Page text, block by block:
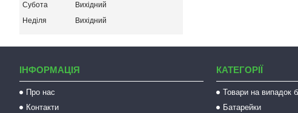
Субота
Вихідний
Неділя
Вихідний
ІНФОРМАЦІЯ
Про нас
Контакти
КАТЕГОРІЇ
Товари на випадок
Батарейки